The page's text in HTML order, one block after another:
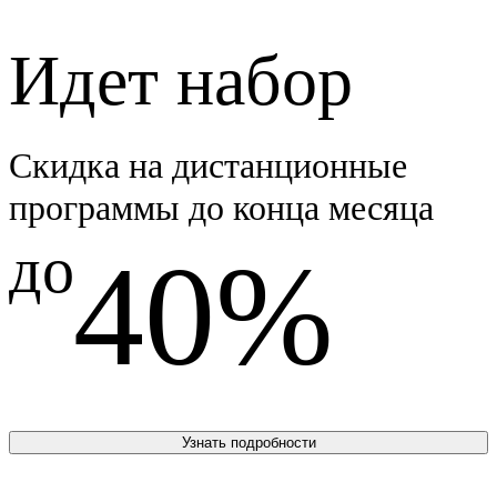
Идет набор
Скидка на дистанционные
программы до конца месяца
до40%
Узнать подробности